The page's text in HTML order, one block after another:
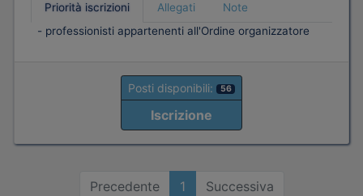
Priorità iscrizioni Allegati
Note
- professionisti appartenenti all'Ordine organizzatore
Posti disponibili: 56
Iscrizione
Precedente 1 Successiva